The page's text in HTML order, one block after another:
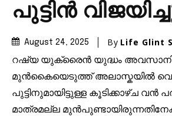
പുട്ടിൻ
August 24, 2025 By Life Glint
റഷ്യ യുക്രൈൻ യുദ്ധം
മുൻകൈയെടുത്ത് അലാസ്കയിൽ
പുട്ടിനുമായിട്ടുള്ള കൂടിക്കാഴ്ച വൻ
മാത്രമല്ല